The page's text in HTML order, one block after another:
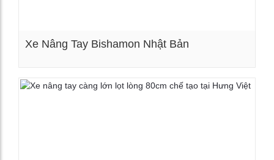
Xe Nâng Tay Bishamon Nhật Bản